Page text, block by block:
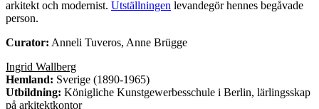
arkitekt och modernist. Utställningen levandegör hennes begåvade
person.
Curator: Anneli Tuveros, Anne Brügge
Ingrid Wallberg
Hemland: Sverige (1890-1965)
Utbildning: Königliche Kunstgewerbesschule i Berlin, lärlingsskap
på arkitektkontor